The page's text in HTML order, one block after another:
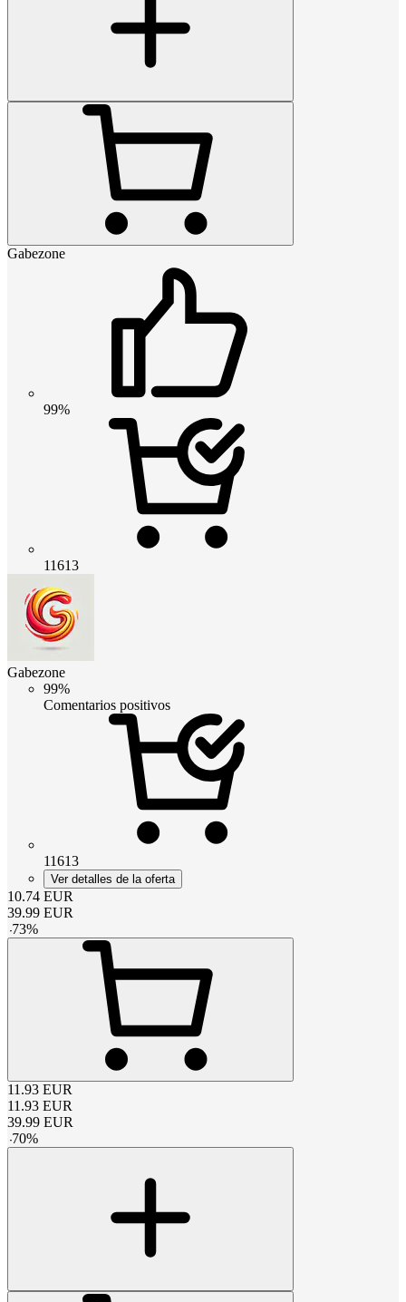
Gabezone
99%
11613
Gabezone
99%
Comentarios positivos
11613
Ver detalles de la oferta
10.74 EUR
39.99 EUR
-73%
11.93 EUR
11.93 EUR
39.99 EUR
-70%